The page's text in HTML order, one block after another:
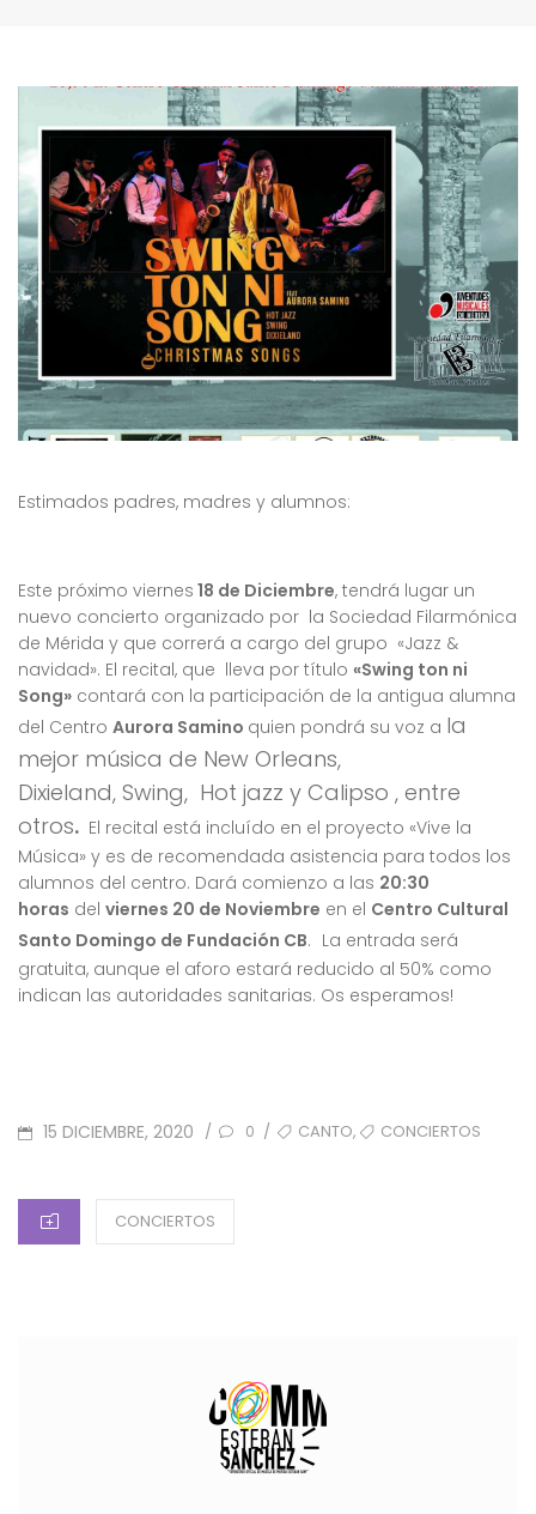
Estimados padres, madres y alumnos:
Este próximo viernes 18 de Diciembre, tendrá lugar un
nuevo concierto organizado por la Sociedad Filarmónica
de Mérida y que correrá a cargo del grupo «Jazz &
navidad». El recital, que lleva por título «Swing ton ni
Song» contará con la participación de la antigua alumna
del Centro Aurora Samino quien pondrá su voz a la
mejor música de New Orleans,
Dixieland, Swing, Hot jazz y Calipso , entre
otros. El recital está incluído en el proyecto «Vive la
Música» y es de recomendada asistencia para todos los
alumnos del centro. Dará comienzo a las 20:30
horas del viernes 20 de Noviembre en el Centro Cultural
Santo Domingo de Fundación CB. La entrada será
gratuita, aunque el aforo estará reducido al 50% como
indican las autoridades sanitarias. Os esperamos!
POSTED
15 DICIEMBRE, 2020 / 0 / TAGSCANTO, CONCIERTOS
CATEGORIES
CONCIERTOS